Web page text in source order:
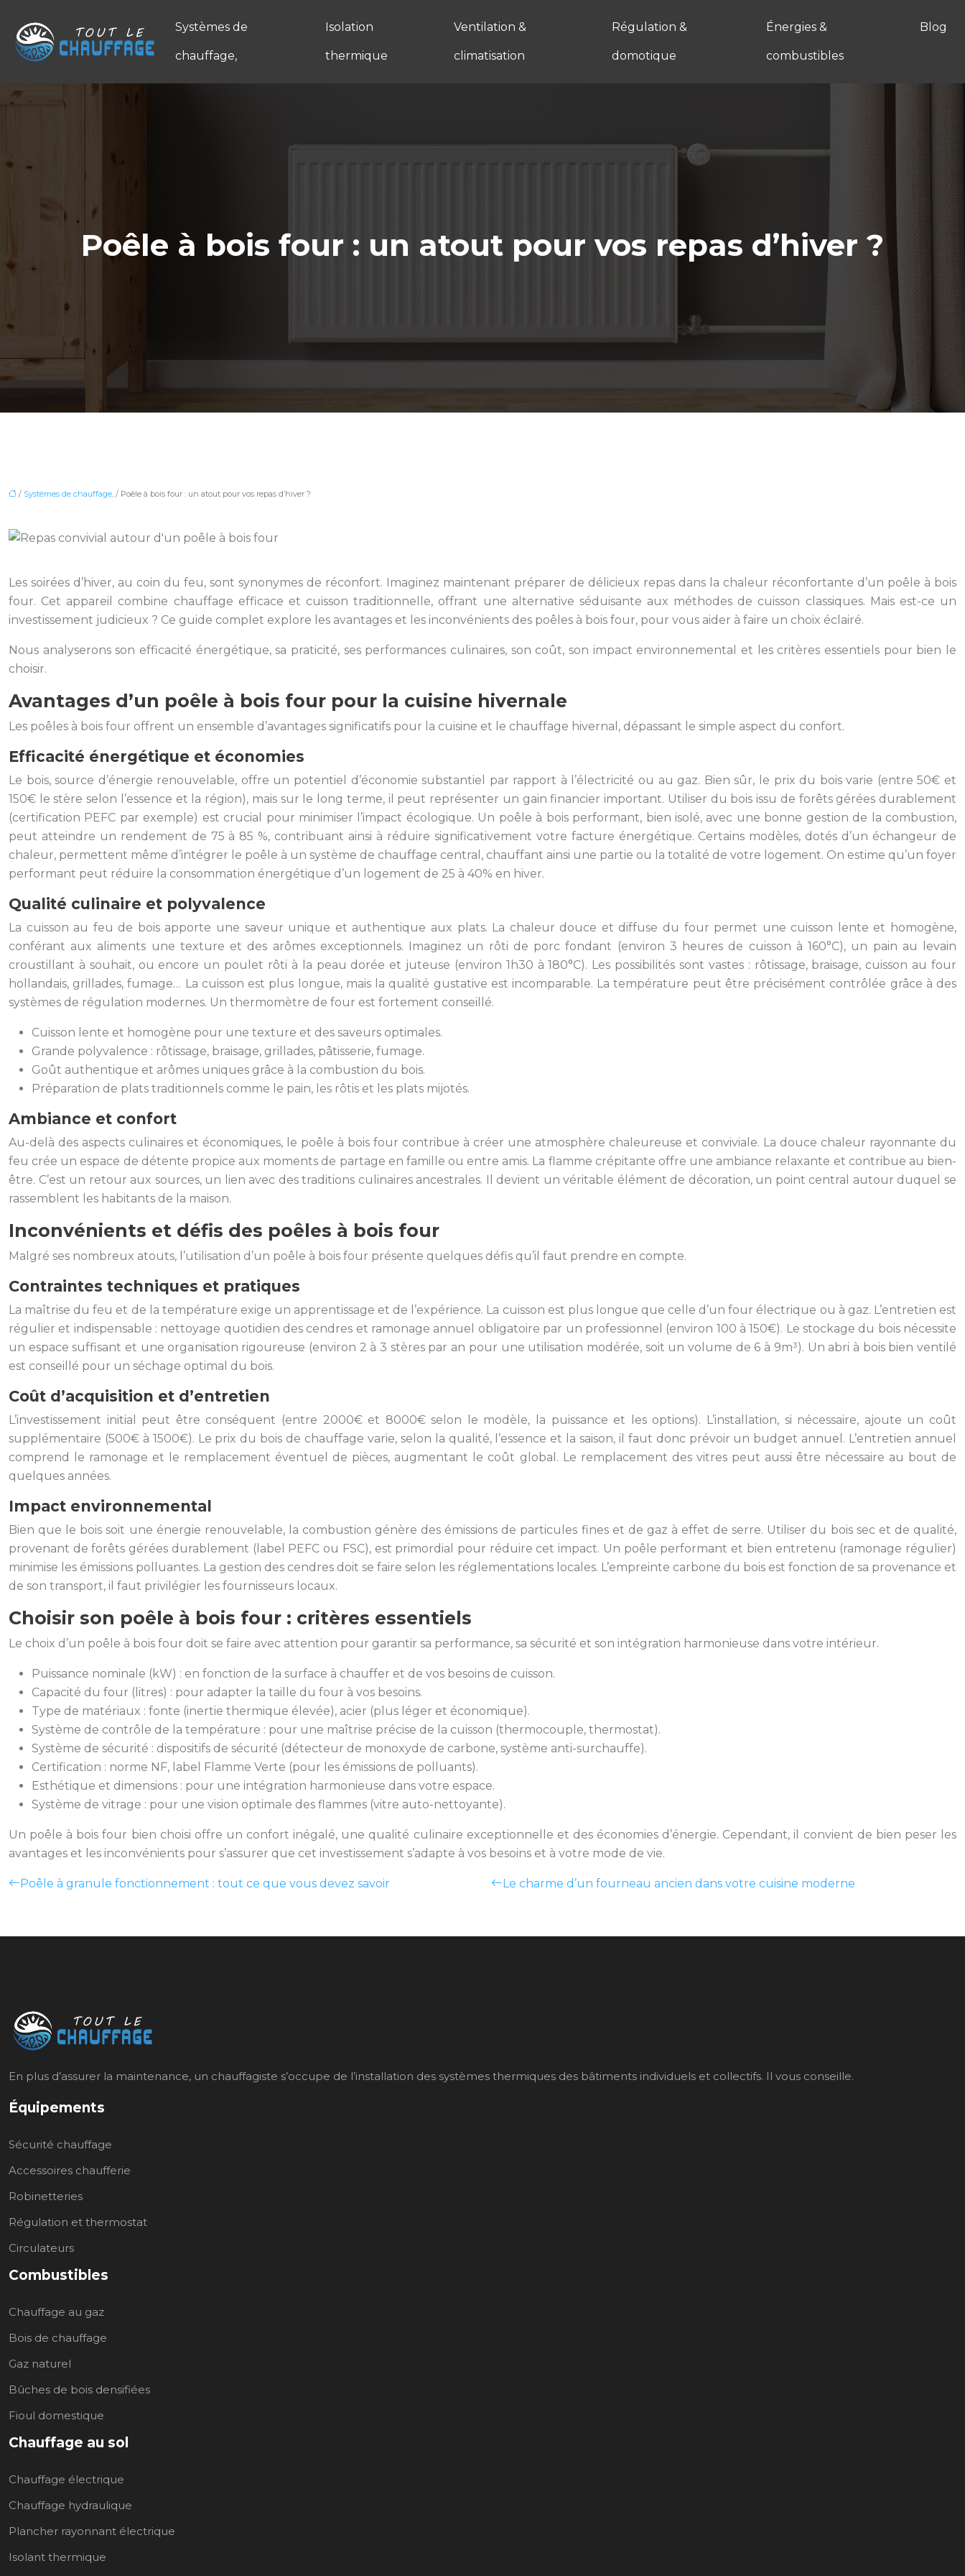
Systèmes de
chauffage,
Isolation
thermique
Ventilation &
climatisation
Régulation &
domotique
Énergies &
combustibles
Blog
Poêle à bois four : un atout pour vos repas d’hiver ?
/ Systèmes de chauffage, / Poêle à bois four : un atout pour vos repas d’hiver ?
Les soirées d’hiver, au coin du feu, sont synonymes de réconfort. Imaginez maintenant préparer de délicieux repas dans la chaleur réconfortante d’un poêle à bois
four. Cet appareil combine chauffage efficace et cuisson traditionnelle, offrant une alternative séduisante aux méthodes de cuisson classiques. Mais est-ce un
investissement judicieux ? Ce guide complet explore les avantages et les inconvénients des poêles à bois four, pour vous aider à faire un choix éclairé.
Nous analyserons son efficacité énergétique, sa praticité, ses performances culinaires, son coût, son impact environnemental et les critères essentiels pour bien le
choisir.
Avantages d’un poêle à bois four pour la cuisine hivernale
Les poêles à bois four offrent un ensemble d’avantages significatifs pour la cuisine et le chauffage hivernal, dépassant le simple aspect du confort.
Efficacité énergétique et économies
Le bois, source d’énergie renouvelable, offre un potentiel d’économie substantiel par rapport à l’électricité ou au gaz. Bien sûr, le prix du bois varie (entre 50€ et
150€ le stère selon l’essence et la région), mais sur le long terme, il peut représenter un gain financier important. Utiliser du bois issu de forêts gérées durablement
(certification PEFC par exemple) est crucial pour minimiser l’impact écologique. Un poêle à bois performant, bien isolé, avec une bonne gestion de la combustion,
peut atteindre un rendement de 75 à 85 %, contribuant ainsi à réduire significativement votre facture énergétique. Certains modèles, dotés d’un échangeur de
chaleur, permettent même d’intégrer le poêle à un système de chauffage central, chauffant ainsi une partie ou la totalité de votre logement. On estime qu’un foyer
performant peut réduire la consommation énergétique d’un logement de 25 à 40% en hiver.
Qualité culinaire et polyvalence
La cuisson au feu de bois apporte une saveur unique et authentique aux plats. La chaleur douce et diffuse du four permet une cuisson lente et homogène,
conférant aux aliments une texture et des arômes exceptionnels. Imaginez un rôti de porc fondant (environ 3 heures de cuisson à 160°C), un pain au levain
croustillant à souhait, ou encore un poulet rôti à la peau dorée et juteuse (environ 1h30 à 180°C). Les possibilités sont vastes : rôtissage, braisage, cuisson au four
hollandais, grillades, fumage… La cuisson est plus longue, mais la qualité gustative est incomparable. La température peut être précisément contrôlée grâce à des
systèmes de régulation modernes. Un thermomètre de four est fortement conseillé.
Cuisson lente et homogène pour une texture et des saveurs optimales.
Grande polyvalence : rôtissage, braisage, grillades, pâtisserie, fumage.
Goût authentique et arômes uniques grâce à la combustion du bois.
Préparation de plats traditionnels comme le pain, les rôtis et les plats mijotés.
Ambiance et confort
Au-delà des aspects culinaires et économiques, le poêle à bois four contribue à créer une atmosphère chaleureuse et conviviale. La douce chaleur rayonnante du
feu crée un espace de détente propice aux moments de partage en famille ou entre amis. La flamme crépitante offre une ambiance relaxante et contribue au bien-
être. C’est un retour aux sources, un lien avec des traditions culinaires ancestrales. Il devient un véritable élément de décoration, un point central autour duquel se
rassemblent les habitants de la maison.
Inconvénients et défis des poêles à bois four
Malgré ses nombreux atouts, l’utilisation d’un poêle à bois four présente quelques défis qu’il faut prendre en compte.
Contraintes techniques et pratiques
La maîtrise du feu et de la température exige un apprentissage et de l’expérience. La cuisson est plus longue que celle d’un four électrique ou à gaz. L’entretien est
régulier et indispensable : nettoyage quotidien des cendres et ramonage annuel obligatoire par un professionnel (environ 100 à 150€). Le stockage du bois nécessite
un espace suffisant et une organisation rigoureuse (environ 2 à 3 stères par an pour une utilisation modérée, soit un volume de 6 à 9m³). Un abri à bois bien ventilé
est conseillé pour un séchage optimal du bois.
Coût d’acquisition et d’entretien
L’investissement initial peut être conséquent (entre 2000€ et 8000€ selon le modèle, la puissance et les options). L’installation, si nécessaire, ajoute un coût
supplémentaire (500€ à 1500€). Le prix du bois de chauffage varie, selon la qualité, l’essence et la saison, il faut donc prévoir un budget annuel. L’entretien annuel
comprend le ramonage et le remplacement éventuel de pièces, augmentant le coût global. Le remplacement des vitres peut aussi être nécessaire au bout de
quelques années.
Impact environnemental
Bien que le bois soit une énergie renouvelable, la combustion génère des émissions de particules fines et de gaz à effet de serre. Utiliser du bois sec et de qualité,
provenant de forêts gérées durablement (label PEFC ou FSC), est primordial pour réduire cet impact. Un poêle performant et bien entretenu (ramonage régulier)
minimise les émissions polluantes. La gestion des cendres doit se faire selon les réglementations locales. L’empreinte carbone du bois est fonction de sa provenance et
de son transport, il faut privilégier les fournisseurs locaux.
Choisir son poêle à bois four : critères essentiels
Le choix d’un poêle à bois four doit se faire avec attention pour garantir sa performance, sa sécurité et son intégration harmonieuse dans votre intérieur.
Puissance nominale (kW) : en fonction de la surface à chauffer et de vos besoins de cuisson.
Capacité du four (litres) : pour adapter la taille du four à vos besoins.
Type de matériaux : fonte (inertie thermique élevée), acier (plus léger et économique).
Système de contrôle de la température : pour une maîtrise précise de la cuisson (thermocouple, thermostat).
Système de sécurité : dispositifs de sécurité (détecteur de monoxyde de carbone, système anti-surchauffe).
Certification : norme NF, label Flamme Verte (pour les émissions de polluants).
Esthétique et dimensions : pour une intégration harmonieuse dans votre espace.
Système de vitrage : pour une vision optimale des flammes (vitre auto-nettoyante).
Un poêle à bois four bien choisi offre un confort inégalé, une qualité culinaire exceptionnelle et des économies d’énergie. Cependant, il convient de bien peser les
avantages et les inconvénients pour s’assurer que cet investissement s’adapte à vos besoins et à votre mode de vie.
Poêle à granule fonctionnement : tout ce que vous devez savoir Le charme d’un fourneau ancien dans votre cuisine moderne
En plus d’assurer la maintenance, un chauffagiste s’occupe de l’installation des systèmes thermiques des bâtiments individuels et collectifs. Il vous conseille.
Équipements
Sécurité chauffage
Accessoires chaufferie
Robinetteries
Régulation et thermostat
Circulateurs
Combustibles
Chauffage au gaz
Bois de chauffage
Gaz naturel
Bûches de bois densifiées
Fioul domestique
Chauffage au sol
Chauffage électrique
Chauffage hydraulique
Plancher rayonnant électrique
Isolant thermique